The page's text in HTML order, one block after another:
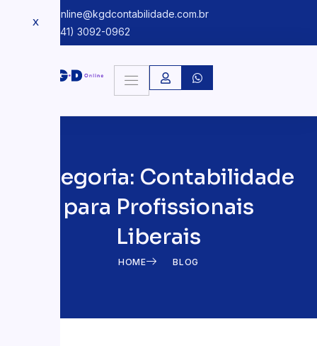
kgdonline@kgdcontabilidade.com.br
+55 (41) 3092-0962
X
Categoria: Contabilidade
para Profissionais
Liberais
HOME BLOG